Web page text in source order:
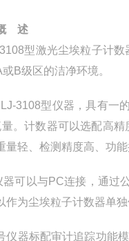
述
型激光尘埃粒子计数
或B级区的洁净环境。
3108型仪器 ，具有一
。计数器可以选配高
量轻、检测精度高、功
器可以与 PC连接，通过
作为尘埃粒子计数器单
仪器标配审计追踪功能